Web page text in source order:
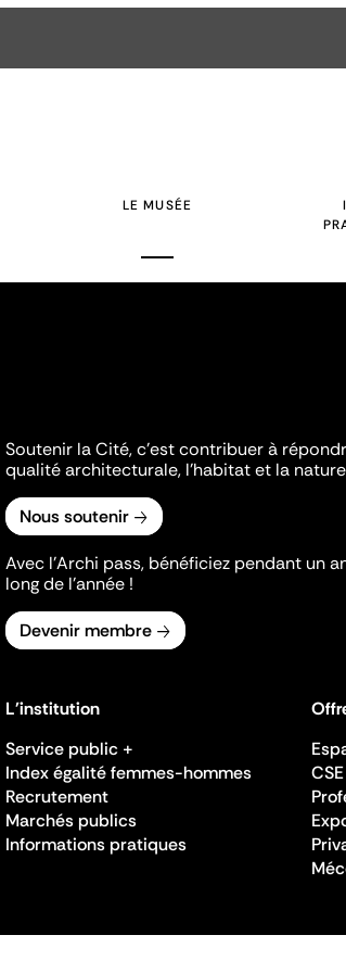
LE MUSÉE
Soutenir la Cité, c'est contribuer à
qualité architecturale, l'habitat et la
Nous soutenir
Avec l’Archi pass, bénéficiez pendant un
long de l’année !
Devenir membre
L'institution
Service public +
Index égalité femmes-hommes
Recrutement
Marchés publics
Informations pratiques